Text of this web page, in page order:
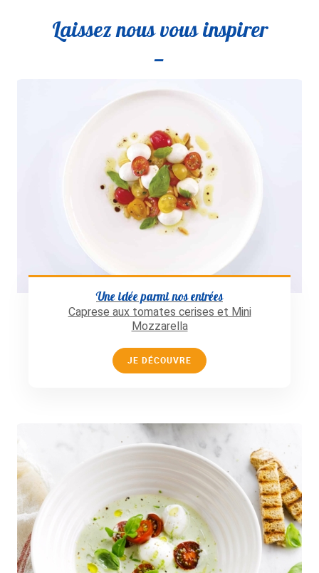
Laissez nous vous inspirer
Une idée parmi nos entrées
Caprese aux tomates cerises et Mini
Mozzarella
JE DÉCOUVRE